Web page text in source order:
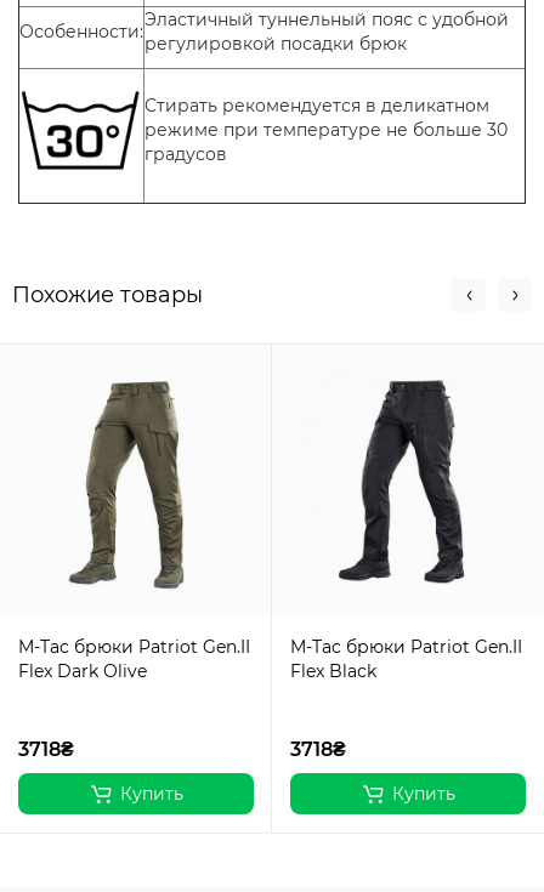
Особенности:
Эластичный туннельный пояс с удобной
регулировкой посадки брюк
Стирать рекомендуется в деликатном
режиме при температуре не больше 30
градусов
Похожие товары
M-Tac брюки Patriot Gen.II
Flex Dark Olive
3718₴
Купить
M-Tac брюки Patriot Gen.II
Flex Black
3718₴
Купить